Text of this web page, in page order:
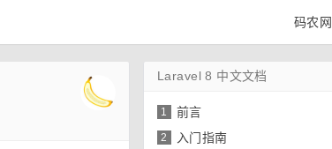
码农
Laravel 8 中文文档
1 前言
2 入门指南